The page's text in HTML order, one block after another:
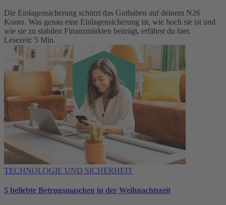
Die Einlagensicherung schützt das Guthaben auf deinem N26
Konto. Was genau eine Einlagensicherung ist, wie hoch sie ist und
wie sie zu stabilen Finanzmärkten beiträgt, erfährst du hier.
Lesezeit: 5 Min.
TECHNOLOGIE UND SICHERHEIT
5 beliebte Betrugsmaschen in der Weihnachtszeit